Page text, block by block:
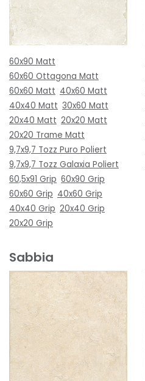
60x90 Matt
60x60 Ottagona Matt
60x60 Matt 40x60 Matt
40x40 Matt 30x60 Matt
20x40 Matt 20x20 Matt
20x20 Trame Matt
9,7x9,7 Tozz Puro Poliert
9,7x9,7 Tozz Galaxia Poliert
60,5x91 Grip 60x90 Grip
60x60 Grip 40x60 Grip
40x40 Grip 20x40 Grip
20x20 Grip
Sabbia